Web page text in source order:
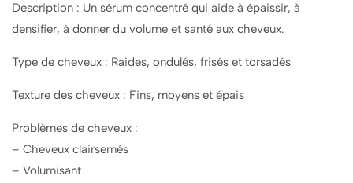
60ml
60ml
Description : Un sérum concentré qui aide à épaissir, à
densifier, à donner du volume et santé aux cheveux.
Type de cheveux : Raides, ondulés, frisés et torsadés
Texture des cheveux : Fins, moyens et épais
Problèmes de cheveux :
– Cheveux clairsemés
– Volumisant